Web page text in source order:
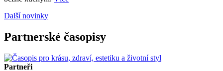
Další novinky
Partnerské časopisy
Partneři